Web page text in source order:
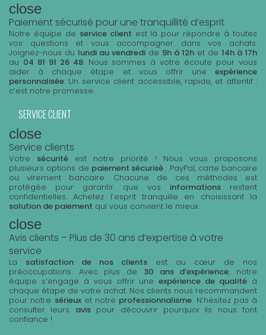
close
Paiement sécurisé pour une tranquillité d’esprit
Notre équipe de service client est là pour répondre à toutes
vos questions et vous accompagner dans vos achats.
Joignez-nous du lundi au vendredi de 9h à 12h et de 14h à 17h
au 04 81 91 26 48. Nous sommes à votre écoute pour vous
aider à chaque étape et vous offrir une expérience
personnalisée. Un service client accessible, rapide, et attentif :
c’est notre promesse.
SERVICE CLIENT
close
Service clients
Votre sécurité est notre priorité ! Nous vous proposons
plusieurs options de paiement sécurisé : PayPal, carte bancaire
ou virement bancaire. Chacune de ces méthodes est
protégée pour garantir que vos informationsrestent
confidentielles. Achetez l’esprit tranquille en choisissant la
solution de paiement qui vous convient le mieux.
close
Avis clients – Plus de 30 ans d’expertise à votre
service
La satisfaction de nos clients est au cœur de nos
préoccupations. Avec plus de 30 ans d’expérience, notre
équipe s’engage à vous offrir uneexpérience de qualité à
chaque étape de votre achat. Nos clients nous recommandent
pour notre sérieuxet notre professionnalisme. N’hésitez pas à
consulter leurs avispour découvrir pourquoi ils nous font
confiance !